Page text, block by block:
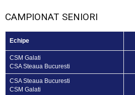
CAMPIONAT SENIORI
Echipe
CSM Galati
CSA Steaua Bucuresti
CSA Steaua Bucuresti
CSM Galati